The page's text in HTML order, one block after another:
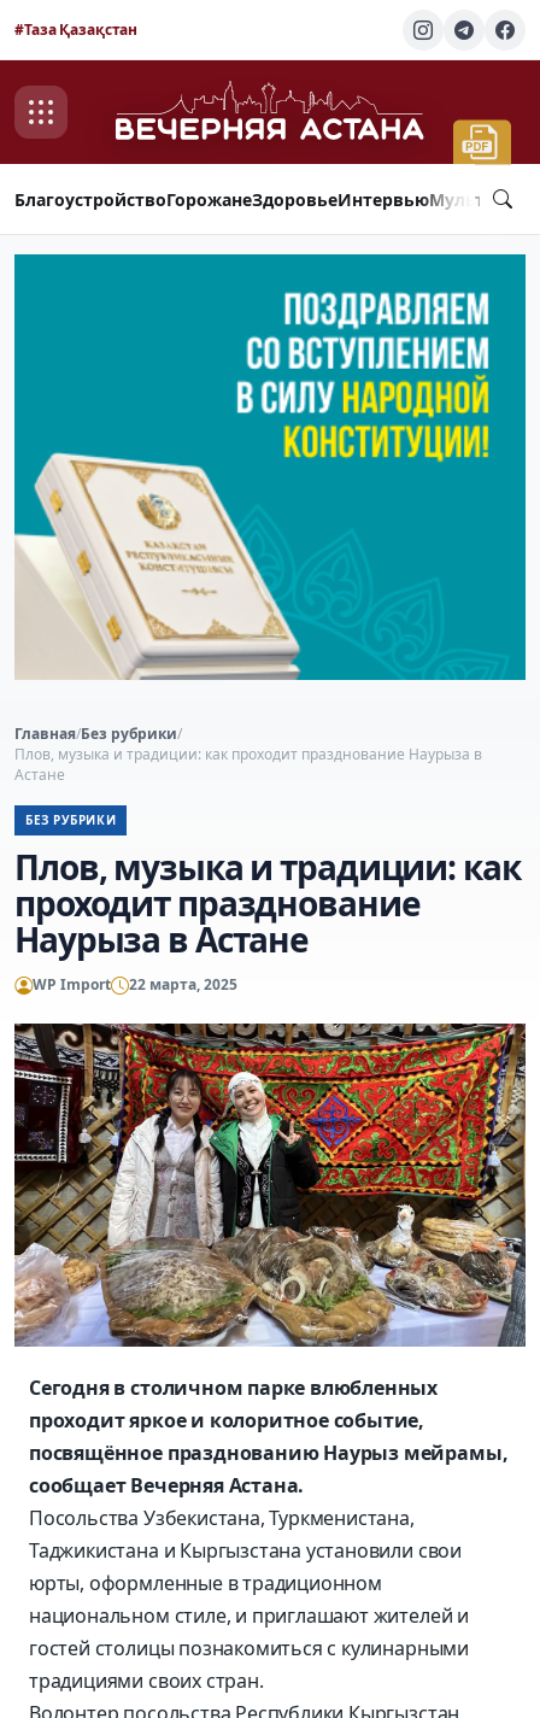
#Таза Қазақстан
БлагоустройствоГорожанеЗдоровьеИнтервью
Главная/Без рубрики/
Плов, музыка и традиции: как проходит празднование Наурыза в
Астане
БЕЗ РУБРИКИ
Плов, музыка и традиции: как
проходит празднование
Наурыза в Астане
WP Import 22 марта, 2025
Сегодня в столичном парке влюбленных
проходит яркое и колоритное событие,
посвящённое празднованию Наурыз мейрамы,
сообщает Вечерняя Астана.
Посольства Узбекистана, Туркменистана,
Таджикистана и Кыргызстана установили свои
юрты, оформленные в традиционном
национальном стиле, и приглашают жителей и
гостей столицы познакомиться с кулинарными
традициями своих стран.